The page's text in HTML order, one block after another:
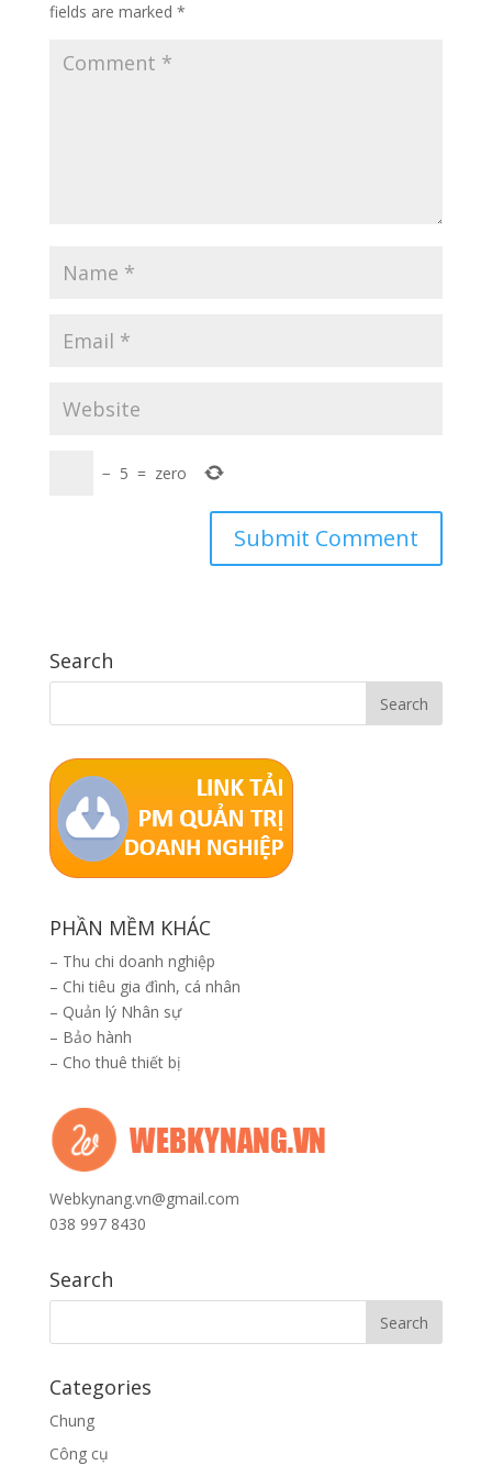
fields are marked *
− 5 = zero
Search
PHẦN MỀM KHÁC
– Thu chi doanh nghiệp
– Chi tiêu gia đình, cá nhân
– Quản lý Nhân sự
– Bảo hành
– Cho thuê thiết bị
Webkynang.vn@gmail.com
038 997 8430
Search
Categories
Chung
Công cụ